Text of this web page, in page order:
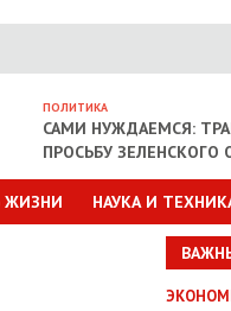
ПОЛИТИКА
САМИ НУЖДАЕМСЯ:
ПРОСЬБУ ЗЕЛЕНСКОГО
ЖИЗНИ НАУКА И